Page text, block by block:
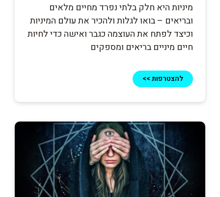
מיניות היא חלק בלתי נפרד מחיים מלאים
ובריאים – בואו לגלות ולהכיר את עולם המיניות
וכיצד לפתח את העוצמה כגבר ואישה כדי לחיות
חיים מיניים בריאים ומספקים
להצטרפות >>